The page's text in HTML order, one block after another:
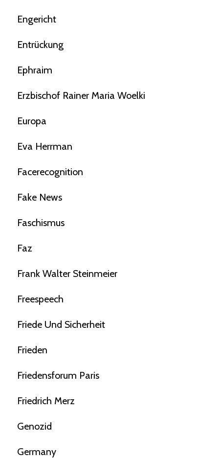
Engericht
Entrückung
Ephraim
Erzbischof Rainer Maria Woelki
Europa
Eva Herrman
Facerecognition
Fake News
Faschismus
Faz
Frank Walter Steinmeier
Freespeech
Friede Und Sicherheit
Frieden
Friedensforum Paris
Friedrich Merz
Genozid
Germany